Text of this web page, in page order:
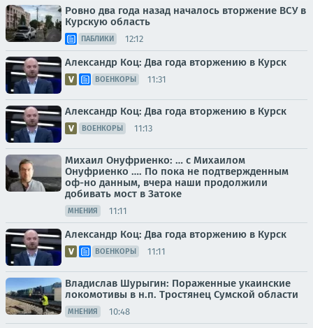
Ровно два года назад началось вторжение ВСУ в
Курскую область
ПАБЛИКИ 12:12
Александр Коц: Два года вторжению в Курск
ВОЕНКОРЫ 11:31
Александр Коц: Два года вторжению в Курск
ВОЕНКОРЫ 11:13
Михаил Онуфриенко: … с Михаилом
Онуфриенко …. По пока не подтвержденным
оф-но данным, вчера наши продолжили
добивать мост в Затоке
МНЕНИЯ 11:11
Александр Коц: Два года вторжению в Курск
ВОЕНКОРЫ 11:11
Владислав Шурыгин: Пораженные укаинские
локомотивы в н.п. Тростянец Сумской области
МНЕНИЯ 10:48